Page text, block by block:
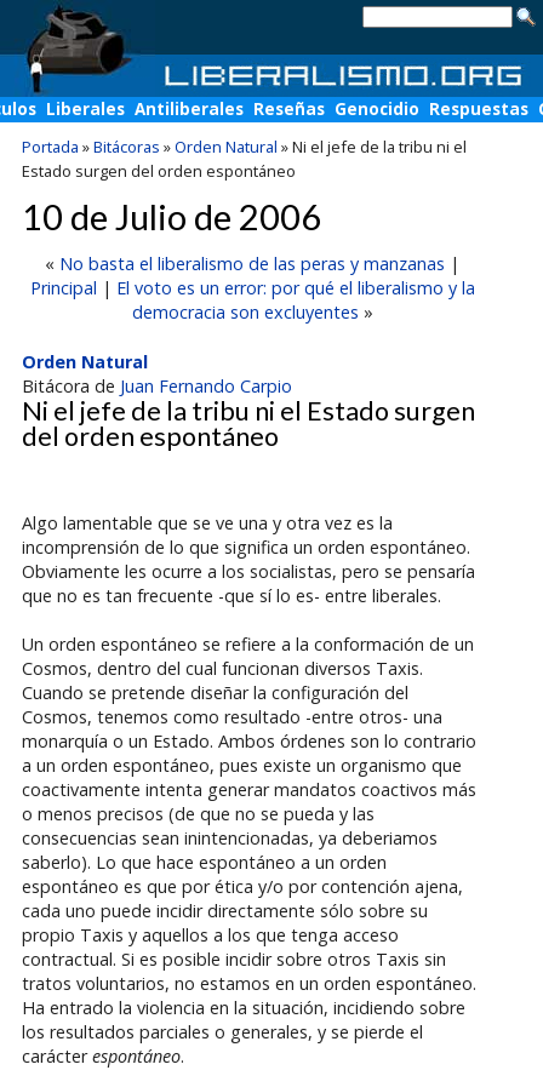
Liberales Antiliberales Reseñas Genocidio Respuestas
Portada »Bitácoras »Orden Natural »Ni el jefe de la tribu ni el
Estado surgen del orden espontáneo
10 de Julio de 2006
« No basta el liberalismo de las peras y manzanas |
Principal | El voto es un error: por qué el liberalismo y la
democracia son excluyentes »
Orden Natural
Bitácora de Juan Fernando Carpio
Ni el jefe de la tribu ni el Estado surgen
del orden espontáneo
Algo lamentable que se ve una y otra vez es la
incomprensión de lo que significa un orden espontáneo.
Obviamente les ocurre a los socialistas, pero se pensaría
que no es tan frecuente -que sí lo es- entre liberales.
Un orden espontáneo se refiere a la conformación de un
Cosmos, dentro del cual funcionan diversos Taxis.
Cuando se pretende diseñar la configuración del
Cosmos, tenemos como resultado -entre otros- una
monarquía o un Estado. Ambos órdenes son lo contrario
a un orden espontáneo, pues existe un organismo que
coactivamente intenta generar mandatos coactivos más
o menos precisos (de que no se pueda y las
consecuencias sean inintencionadas, ya deberiamos
saberlo). Lo que hace espontáneo a un orden
espontáneo es que por ética y/o por contención ajena,
cada uno puede incidir directamente sólo sobre su
propio Taxis y aquellos a los que tenga acceso
contractual. Si es posible incidir sobre otros Taxis sin
tratos voluntarios, no estamos en un orden espontáneo.
Ha entrado la violencia en la situación, incidiendo sobre
los resultados parciales o generales, y se pierde el
carácterespontáneo.